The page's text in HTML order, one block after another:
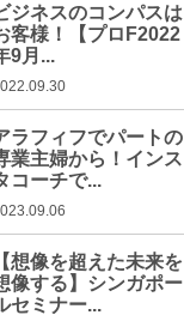
ジネスのコンパスは
客様！【プロF2022
9月...
ラフィフでパートの
業主婦から！インス
コーチで...
【想像を超えた未来を
像する】シンガポー
セミナー...